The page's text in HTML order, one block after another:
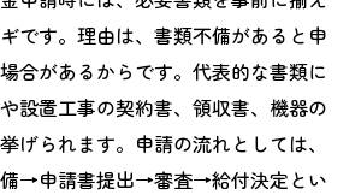
です。理由は、書類不備があると申
合があるからです。代表的な書類に
設置工事の契約書、領収書、機器の
げられます。申請の流れとしては、
→申請書提出→審査→給付決定とい